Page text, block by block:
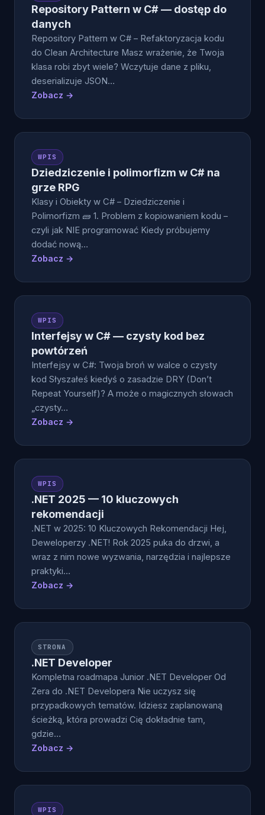
Repository Pattern w C# — dostęp do
danych
Repository Pattern w C# – Refaktoryzacja kodu
do Clean Architecture Masz wrażenie, że Twoja
klasa robi zbyt wiele? Wczytuje dane z pliku,
deserializuje JSON…
Zobacz →
WPIS
Dziedziczenie i polimorfizm w C# na
grze RPG
Klasy i Obiekty w C# – Dziedziczenie i
Polimorfizm 🧱 1. Problem z kopiowaniem kodu –
czyli jak NIE programować Kiedy próbujemy
dodać nową…
Zobacz →
WPIS
Interfejsy w C# — czysty kod bez
powtórzeń
Interfejsy w C#: Twoja broń w walce o czysty
kod Słyszałeś kiedyś o zasadzie DRY (Don’t
Repeat Yourself)? A może o magicznych słowach
„czysty…
Zobacz →
WPIS
.NET 2025 — 10 kluczowych
rekomendacji
.NET w 2025: 10 Kluczowych Rekomendacji Hej,
Deweloperzy .NET! Rok 2025 puka do drzwi, a
wraz z nim nowe wyzwania, narzędzia i najlepsze
praktyki…
Zobacz →
STRONA
.NET Developer
Kompletna roadmapa Junior .NET Developer Od
Zera do .NET Developera Nie uczysz się
przypadkowych tematów. Idziesz zaplanowaną
ścieżką, która prowadzi Cię dokładnie tam,
gdzie…
Zobacz →
WPIS